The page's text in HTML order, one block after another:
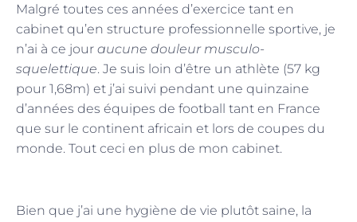
Malgré toutes ces années d’exercice tant en
cabinet qu’en structure professionnelle sportive, je
n’ai à ce jour aucune douleur musculo-
squelettique. Je suis loin d’être un athlète (57 kg
pour 1,68m) et j’ai suivi pendant une quinzaine
d’années des équipes de football tant en France
que sur le continent africain et lors de coupes du
monde. Tout ceci en plus de mon cabinet.
Bien que j’ai une hygiène de vie plutôt saine, la